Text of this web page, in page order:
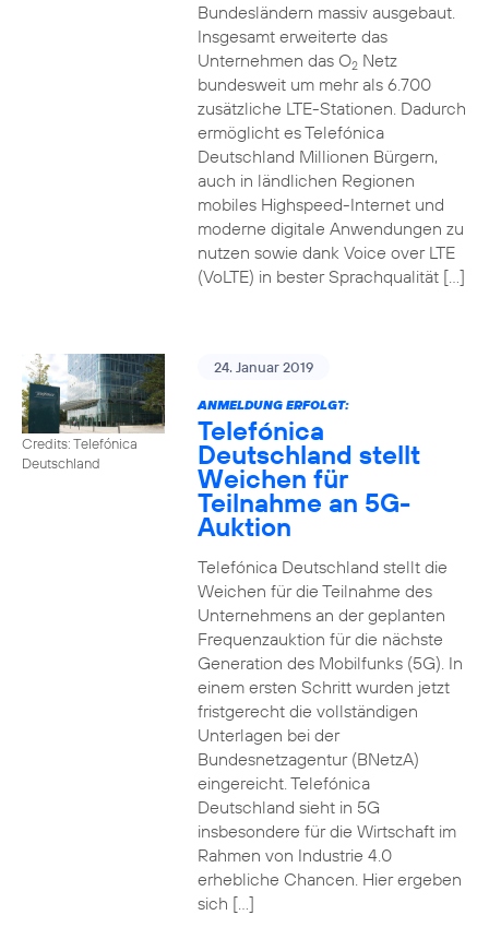
Bundesländern massiv ausgebaut.
Insgesamt erweiterte das
Unternehmen das O2Netz
bundesweit um mehr als 6.700
zusätzliche LTE-Stationen. Dadurch
ermöglicht es Telefónica
Deutschland Millionen Bürgern,
auch in ländlichen Regionen
mobiles Highspeed-Internet und
moderne digitale Anwendungen zu
nutzen sowie dank Voice over LTE
(VoLTE) in bester Sprachqualität […]
Credits: Telefónica
Deutschland
24. Januar 2019
ANMELDUNG ERFOLGT:
Telefónica
Deutschland stellt
Weichen für
Teilnahme an 5G-
Auktion
Telefónica Deutschland stellt die
Weichen für die Teilnahme des
Unternehmens an der geplanten
Frequenzauktion für die nächste
Generation des Mobilfunks (5G). In
einem ersten Schritt wurden jetzt
fristgerecht die vollständigen
Unterlagen bei der
Bundesnetzagentur (BNetzA)
eingereicht. Telefónica
Deutschland sieht in 5G
insbesondere für die Wirtschaft im
Rahmen von Industrie 4.0
erhebliche Chancen. Hier ergeben
sich […]